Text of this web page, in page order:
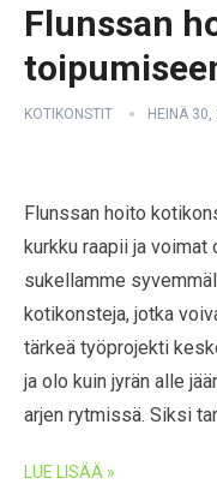
Flunssan
KOTIKONSTIT HEINÄ
Flunssan hoito
kurkku raapii ja
sukellamme
kotikonsteja, jotka
tärkeä työprojekti
ja olo kuin jyrän alle
arjen rytmissä. Siksi
LUE LISÄÄ »